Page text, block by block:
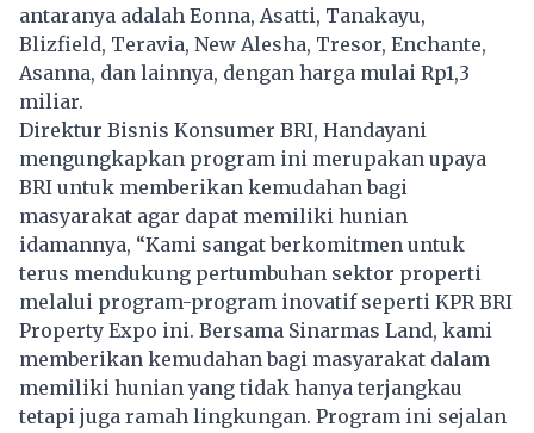
antaranya adalah Eonna, Asatti, Tanakayu,
Blizfield, Teravia, New Alesha, Tresor, Enchante,
Asanna, dan lainnya, dengan harga mulai Rp1,3
miliar.
Direktur Bisnis Konsumer BRI, Handayani
mengungkapkan program ini merupakan upaya
BRI untuk memberikan kemudahan bagi
masyarakat agar dapat memiliki hunian
idamannya, “Kami sangat berkomitmen untuk
terus mendukung pertumbuhan sektor properti
melalui program-program inovatif seperti KPR BRI
Property Expo ini. Bersama Sinarmas Land, kami
memberikan kemudahan bagi masyarakat dalam
memiliki hunian yang tidak hanya terjangkau
tetapi juga ramah lingkungan. Program ini sejalan